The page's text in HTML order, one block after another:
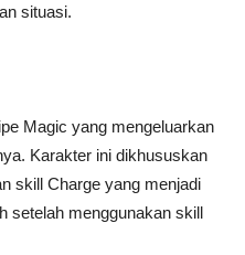
situasi.
Magic yang mengeluarkan
Karakter ini dikhususkan
skill Charge yang menjadi
setelah menggunakan skill